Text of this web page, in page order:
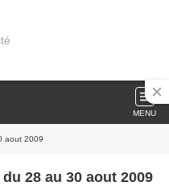
MENU
aout 2009
28 au 30 aout 2009